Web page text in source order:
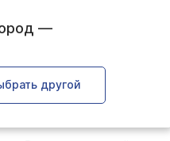
—
другой